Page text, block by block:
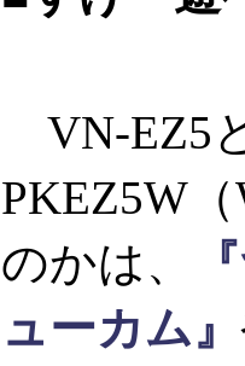
VN-EZ5
PKEZ5W
のかは、
ューカム』